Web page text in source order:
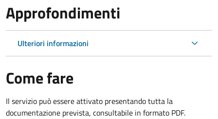
Approfondimenti
Ulteriori informazioni
Come fare
Il servizio può essere attivato presentando tutta la
documentazione prevista, consultabile in formato PDF.